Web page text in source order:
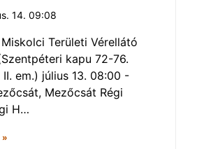
14. 09:08
Területi Vérellátó
kapu 72-76.
II. em.) július 13. 08:00 -
Mezőcsát Régi
H…
»